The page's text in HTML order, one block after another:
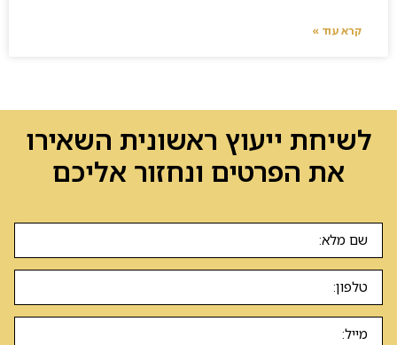
קרא עוד »
לשיחת ייעוץ ראשונית השאירו
את הפרטים ונחזור אליכם